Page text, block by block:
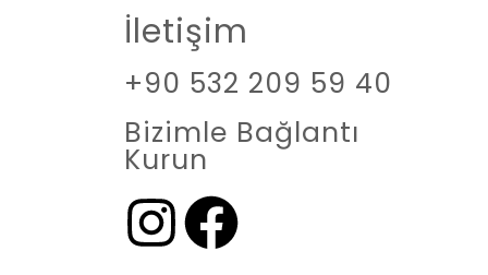
İletişim
+90 532 209 59 40
Bizimle Bağlantı
Kurun